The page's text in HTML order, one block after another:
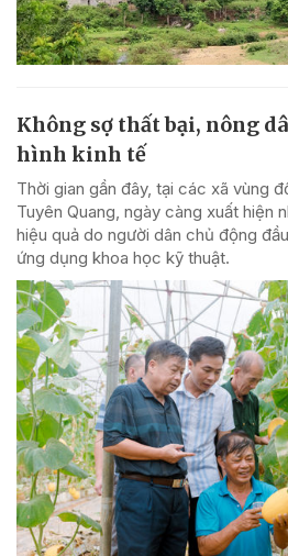
Không sợ thất bại, nông
hình kinh tế
Thời gian gần đây, tại các xã vùng
Tuyên Quang, ngày càng xuất hiện
hiệu quả do người dân chủ động
ứng dụng khoa học kỹ thuật.